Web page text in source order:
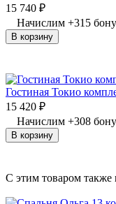
15 740 ₽
Начислим +315
В корзину
Гостиная Токио
15 420 ₽
Начислим +308
В корзину
C этим товаром